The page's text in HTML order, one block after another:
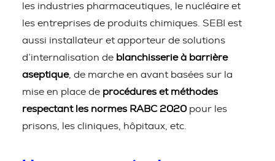
les industries pharmaceutiques, le nucléaire et
les entreprises de produits chimiques. SEBI est
aussi installateur et apporteur de solutions
d’internalisation de blanchisserie à barrière
aseptique, de marche en avant basées sur la
mise en place de procédures et méthodes
respectant les normes RABC 2020 pour les
prisons, les cliniques, hôpitaux, etc.